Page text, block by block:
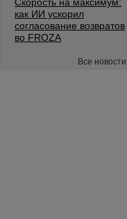
как ИИ ускорил
согласование возвратов
во FROZA
Все